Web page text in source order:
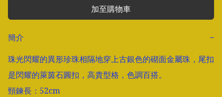
加至購物車
簡介
−
珠光閃耀的異形珍珠相隔地穿上古銀色的砌面金屬珠，尾扣
是閃耀的萊茵石圓扣，高貴型格，色調百搭。
頸鍊長：52cm